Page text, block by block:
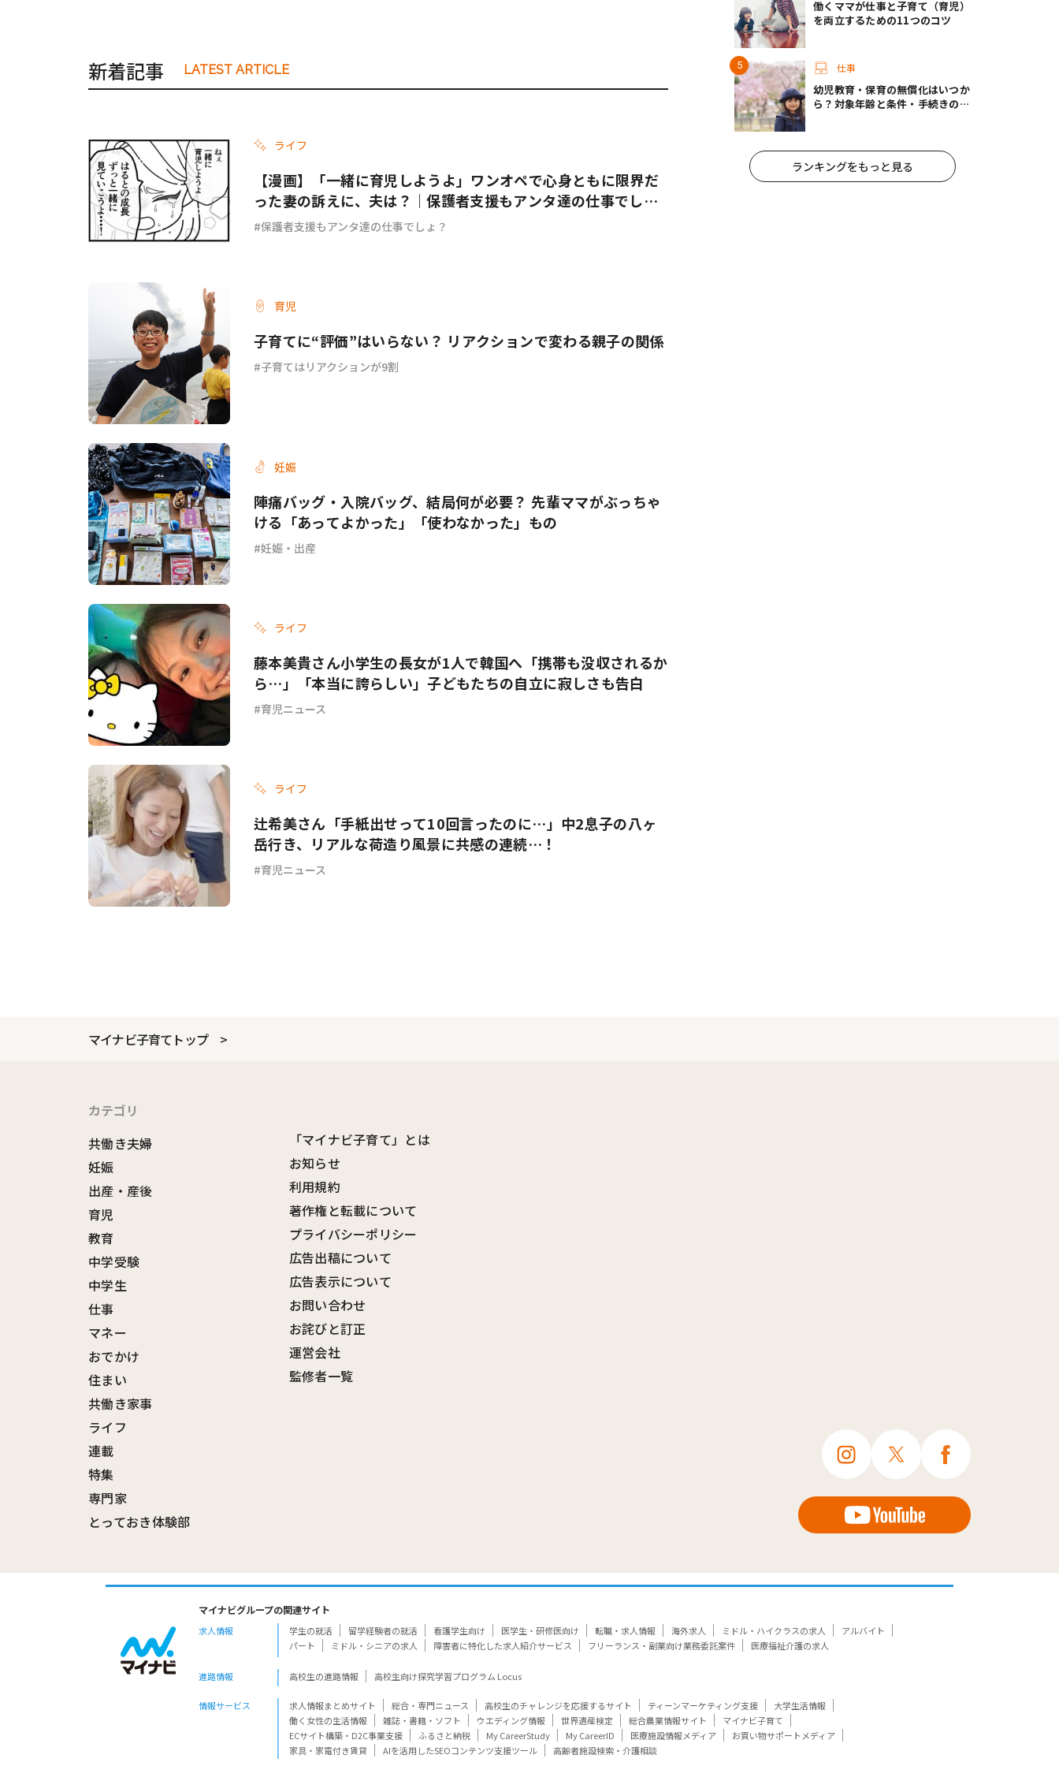
新着記事 LATEST ARTICLE
ライフ
【漫画】「一緒に育児しようよ」ワンオペで心身ともに限界だ
った妻の訴えに、夫は？｜保護者支援もアンタ達の仕事でし
ょ？ #67
保護者支援もアンタ達の仕事でしょ？
育児
子育てに“評価”はいらない？ リアクションで変わる親子の関係
子育てはリアクションが9割
妊娠
陣痛バッグ・入院バッグ、結局何が必要？ 先輩ママがぶっちゃ
ける「あってよかった」「使わなかった」もの
妊娠・出産
ライフ
藤本美貴さん小学生の長女が1人で韓国へ「携帯も没収されるか
ら…」「本当に誇らしい」子どもたちの自立に寂しさも告白
育児ニュース
ライフ
辻希美さん「手紙出せって10回言ったのに…」中2息子の八ヶ
岳行き、リアルな荷造り風景に共感の連続…！
育児ニュース
働くママが仕事と子育て（育児）
を両立するための11つのコツ
仕事
幼児教育・保育の無償化はいつか
ら？対象年齢と条件・手続きの方
ランキングをもっと見る
マイナビ子育てトップ
カテゴリ
共働き夫婦
妊娠
出産・産後
育児
教育
中学受験
中学生
仕事
マネー
おでかけ
住まい
共働き家事
ライフ
連載
特集
専門家
とっておき体験部
「マイナビ子育て」とは
お知らせ
利用規約
著作権と転載について
プライバシーポリシー
広告出稿について
広告表示について
お問い合わせ
お詫びと訂正
運営会社
監修者一覧
マイナビグループの関連サイト
求人情報 学生の就活 留学経験者の就活 看護学生向け 医学生・研修医向け 転職・求人情報 海外求人 ミドル・ハイクラスの求人
アルバイト
パート
ミドル・シニアの求人 障害者に特化した求人紹介サービス フリーランス・副業向け業務委託案件 医療福祉介護の求人
進路情報 高校生の進路情報 高校生向け探究学習プログラム Locus
情報サービス 求人情報まとめサイト 総合・専門ニュース 高校生のチャレンジを応援するサイト ティーンマーケティング支援
大学生活情報
働く女性の生活情報
雑誌・書籍・ソフト ウエディング情報 世界遺産検定 総合農業情報サイト
マイナビ子育て
ECサイト構築・D2C事業支援
ふるさと納税 My CareerStudy My CareerID 医療施設情報メディア
お買い物サポートメディア
家具・家電付き賃貸
AIを活用したSEOコンテンツ支援ツール 高齢者施設検索・介護相談